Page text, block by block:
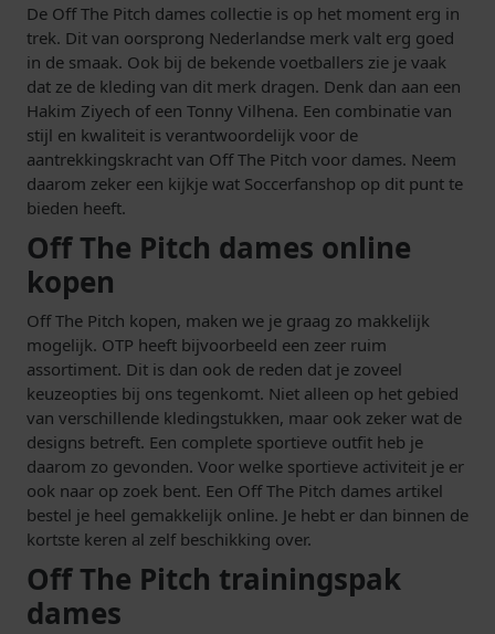
De Off The Pitch dames collectie is op het moment erg in
trek. Dit van oorsprong Nederlandse merk valt erg goed
in de smaak. Ook bij de bekende voetballers zie je vaak
dat ze de kleding van dit merk dragen. Denk dan aan een
Hakim Ziyech of een Tonny Vilhena. Een combinatie van
stijl en kwaliteit is verantwoordelijk voor de
aantrekkingskracht van Off The Pitch voor dames. Neem
daarom zeker een kijkje wat Soccerfanshop op dit punt te
bieden heeft.
Off The Pitch dames online
kopen
Off The Pitch kopen, maken we je graag zo makkelijk
mogelijk. OTP heeft bijvoorbeeld een zeer ruim
assortiment. Dit is dan ook de reden dat je zoveel
keuzeopties bij ons tegenkomt. Niet alleen op het gebied
van verschillende kledingstukken, maar ook zeker wat de
designs betreft. Een complete sportieve outfit heb je
daarom zo gevonden. Voor welke sportieve activiteit je er
ook naar op zoek bent. Een Off The Pitch dames artikel
bestel je heel gemakkelijk online. Je hebt er dan binnen de
kortste keren al zelf beschikking over.
Off The Pitch trainingspak
dames